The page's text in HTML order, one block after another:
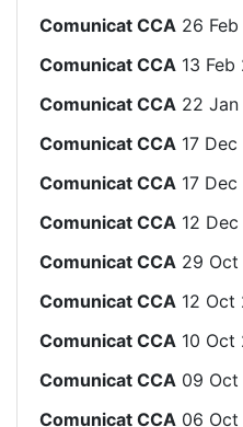
Comunicat CCA 26
Comunicat CCA 13
Comunicat CCA 22
Comunicat CCA 17
Comunicat CCA 17
Comunicat CCA 12
Comunicat CCA 29
Comunicat CCA 12 Oct
Comunicat CCA 10 Oct
Comunicat CCA 09
Comunicat CCA 06